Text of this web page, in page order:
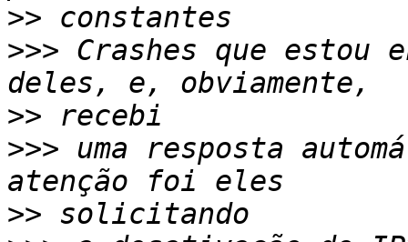
>>
>>> Crashes que estou
>>
>>> uma resposta
>>